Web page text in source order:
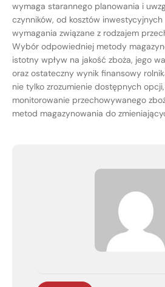
wymaga starannego planowania i
czynników, od kosztów
wymagania związane z rodzajem
Wybór odpowiedniej metody
istotny wpływ na jakość zboża, jego
oraz ostateczny wynik finansowy
nie tylko zrozumienie dostępnych
monitorowanie przechowywanego
metod magazynowania do